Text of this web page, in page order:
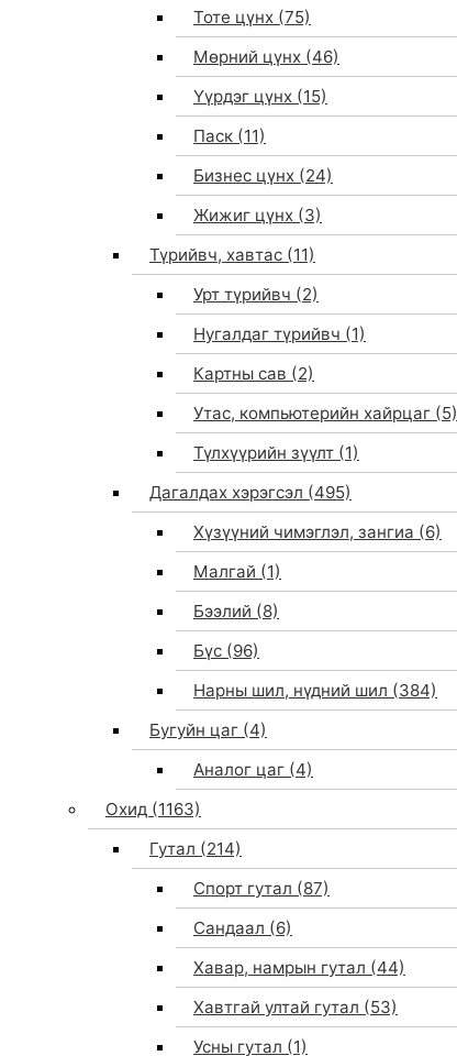
Тоте цүнх (75)
Мөрний цүнх (46)
Үүрдэг цүнх (15)
Паск (11)
Бизнес цүнх (24)
Жижиг цүнх (3)
Түрийвч, хавтас (11)
Урт түрийвч (2)
Нугалдаг түрийвч (1)
Картны сав (2)
Утас, компьютерийн хайрцаг (5)
Түлхүүрийн зүүлт (1)
Дагалдах хэрэгсэл (495)
Хүзүүний чимэглэл, зангиа (6)
Малгай (1)
Бээлий (8)
Бүс (96)
Нарны шил, нүдний шил (384)
Бугуйн цаг (4)
Аналог цаг (4)
Охид (1163)
Гутал (214)
Спорт гутал (87)
Сандаал (6)
Хавар, намрын гутал (44)
Хавтгай ултай гутал (53)
Усны гутал (1)